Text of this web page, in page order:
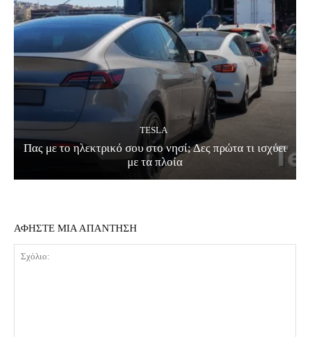
TESLA
Πας με το ηλεκτρικό σου στο νησί; Δες πρώτα τι ισχύει
με τα πλοία
ΑΦΗΣΤΕ ΜΙΑ ΑΠΑΝΤΗΣΗ